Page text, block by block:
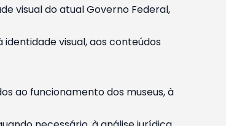
visual do atual Governo Federal,
visual, aos conteúdos
ao funcionamento dos museus, à